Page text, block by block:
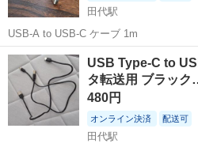
田代駅
USB-A to USB-C ケーブ 1m
佐賀 鳥栖市
USB Type-C to
タ転送用 ブラッ
480円
オンライン決済 配送可
田代駅